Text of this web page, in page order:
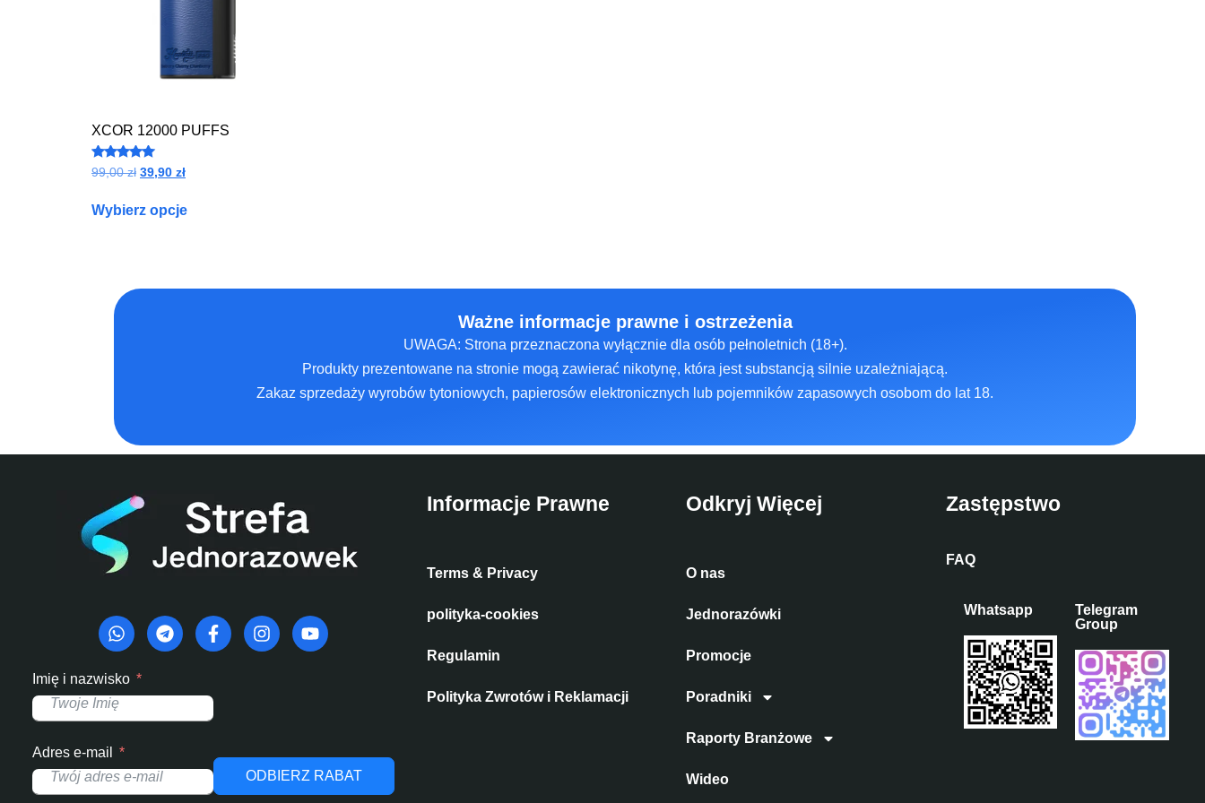
XCOR 12000 PUFFS
Oceniono
5.00
99,00zł 39,90 zł
Wybierz opcje
Ważne informacje prawne i ostrzeżenia
UWAGA: Strona przeznaczona wyłącznie dla osób pełnoletnich (18+).
Produkty prezentowane na stronie mogą zawierać nikotynę, która jest substancją silnie uzależniającą.
Zakaz sprzedaży wyrobów tytoniowych, papierosów elektronicznych lub pojemników zapasowych osobom do lat 18.
Imię i nazwisko
Adres e-mail
ODBIERZ RABAT
Informacje Prawne
Terms & Privacy
polityka-cookies
Regulamin
Polityka Zwrotów i Reklamacji
Odkryj Więcej
O nas
Jednorazówki
Promocje
Poradniki
Raporty Branżowe
Wideo
Zastępstwo
FAQ
Whatsapp
Telegram
Group